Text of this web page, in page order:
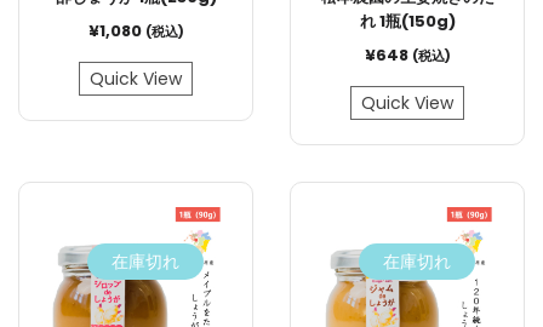
¥1,080 (税込)
Quick View
れ 1瓶(150g)
¥648 (税込)
Quick View
在庫切れ 在庫切れ